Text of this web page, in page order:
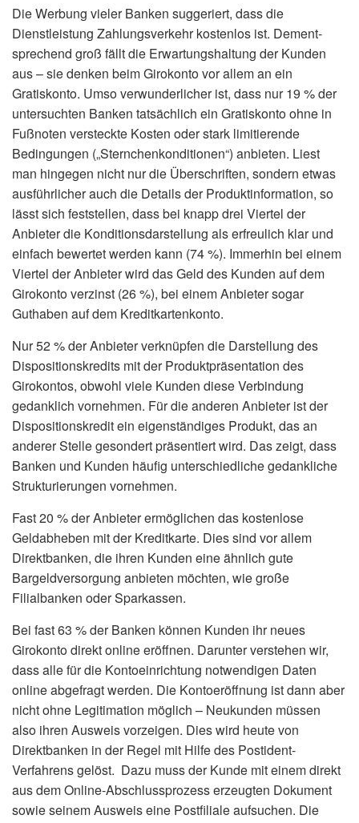
Die Werbung vieler Banken suggeriert, dass die
Dienstleistung Zahlungsverkehr kostenlos ist. Dement­
sprechend groß fällt die Erwartungshaltung der Kunden
aus – sie denken beim Girokonto vor allem an ein
Gratiskonto. Umso verwunderlicher ist, dass nur 19 % der
untersuchten Banken tatsächlich ein Gratiskonto ohne in
Fußnoten versteckte Kosten oder stark limitierende
Bedingungen („Sternchenkonditionen“) anbieten. Liest
man hingegen nicht nur die Überschriften, sondern etwas
ausführlicher auch die Details der Produktinformation, so
lässt sich feststellen, dass bei knapp drei Viertel der
Anbieter die Konditionsdarstellung als erfreulich klar und
einfach bewertet werden kann (74 %). Immerhin bei einem
Viertel der Anbieter wird das Geld des Kunden auf dem
Girokonto verzinst (26 %), bei einem Anbieter sogar
Guthaben auf dem Kreditkartenkonto.
Nur 52 % der Anbieter verknüpfen die Darstellung des
Dispositionskredits mit der Produktpräsentation des
Girokontos, obwohl viele Kunden diese Verbindung
gedanklich vornehmen. Für die anderen Anbieter ist der
Dispositionskredit ein eigenständiges Produkt, das an
anderer Stelle gesondert präsentiert wird. Das zeigt, dass
Banken und Kunden häufig unterschiedliche gedankliche
Strukturierungen vornehmen.
Fast 20 % der Anbieter ermöglichen das kostenlose
Geldabheben mit der Kreditkarte. Dies sind vor allem
Direktbanken, die ihren Kunden eine ähnlich gute
Bargeldversorgung anbieten möchten, wie große
Filialbanken oder Sparkassen.
Bei fast 63 % der Banken können Kunden ihr neues
Girokonto direkt online eröffnen. Darunter verstehen wir,
dass alle für die Kontoeinrichtung notwendigen Daten
online abgefragt werden. Die Kontoeröffnung ist dann aber
nicht ohne Legitimation möglich – Neukunden müssen
also ihren Ausweis vorzeigen. Dies wird heute von
Direktbanken in der Regel mit Hilfe des Postident-
Verfahrens gelöst. Dazu muss der Kunde mit einem direkt
aus dem Online-Abschlussprozess erzeugten Dokument
sowie seinem Ausweis eine Postfiliale aufsuchen. Die